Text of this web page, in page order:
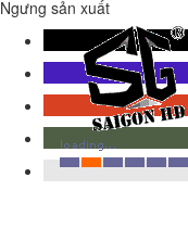
Ngưng sản xuất